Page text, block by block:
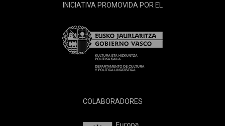
INICIATIVA PROMOVIDA POR EL
COLABORADORES